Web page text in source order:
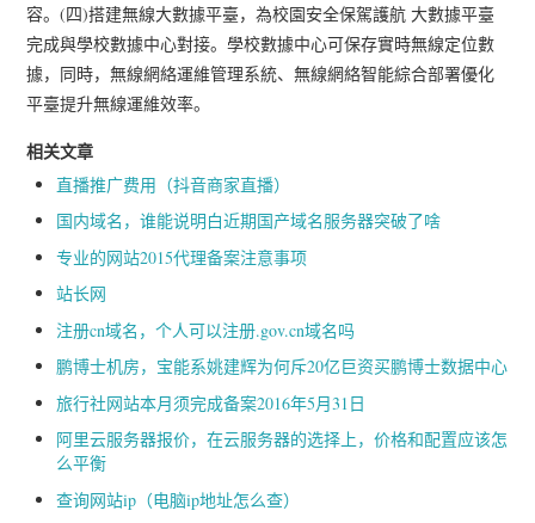
容。(四)搭建無線大數據平臺，為校園安全保駕護航 大數據平臺
完成與學校數據中心對接。學校數據中心可保存實時無線定位數
據，同時，無線網絡運維管理系統、無線網絡智能綜合部署優化
平臺提升無線運維效率。
相关文章
直播推广费用（抖音商家直播）
国内域名，谁能说明白近期国产域名服务器突破了啥
专业的网站2015代理备案注意事项
站长网
注册cn域名，个人可以注册.gov.cn域名吗
鹏博士机房，宝能系姚建辉为何斥20亿巨资买鹏博士数据中心
旅行社网站本月须完成备案2016年5月31日
阿里云服务器报价，在云服务器的选择上，价格和配置应该怎
么平衡
查询网站ip（电脑ip地址怎么查）